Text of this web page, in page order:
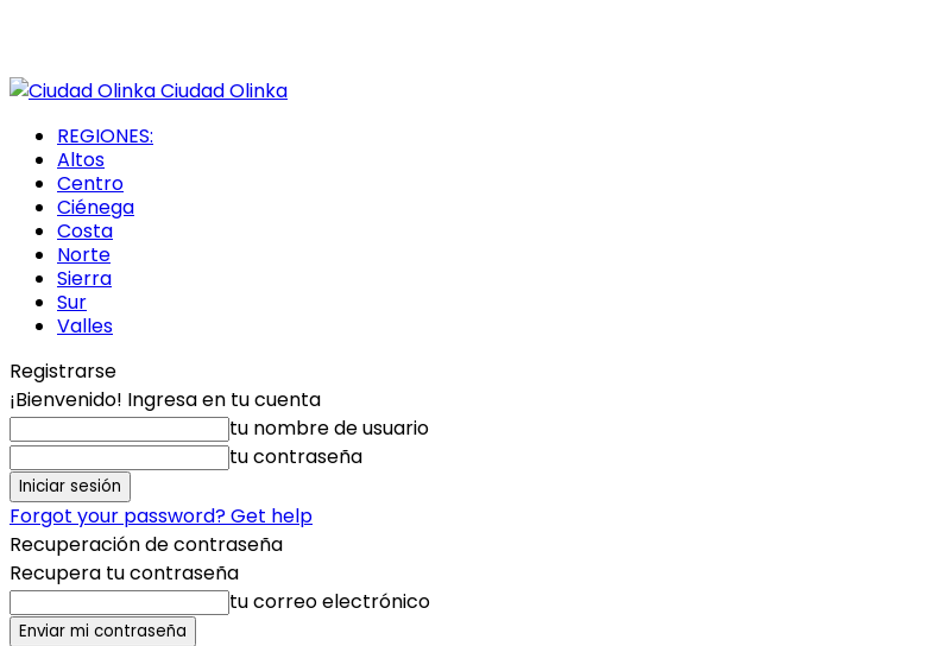
Ciudad Olinka
REGIONES:
Altos
Centro
Ciénega
Costa
Norte
Sierra
Sur
Valles
Registrarse
¡Bienvenido! Ingresa en tu cuenta
tu nombre de usuario
tu contraseña
Forgot your password? Get help
Recuperación de contraseña
Recupera tu contraseña
tu correo electrónico